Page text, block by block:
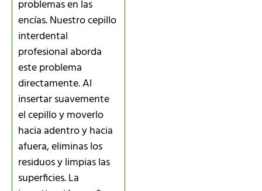
problemas en las
encías. Nuestro cepillo
interdental
profesional aborda
este problema
directamente. Al
insertar suavemente
el cepillo y moverlo
hacia adentro y hacia
afuera, eliminas los
residuos y limpias las
superficies. La